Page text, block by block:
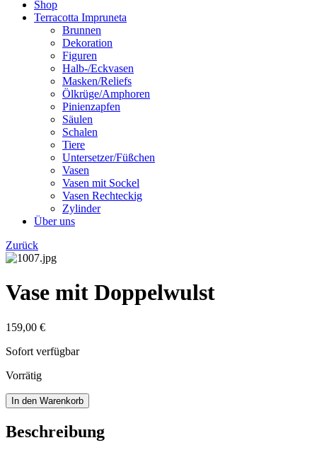
Shop
Terracotta Impruneta
Brunnen
Dekoration
Figuren
Halb-/Eckvasen
Masken/Reliefs
Ölkrüge/Amphoren
Pinienzapfen
Säulen
Schalen
Tiere
Untersetzer/Füßchen
Vasen
Vasen mit Sockel
Vasen Rechteckig
Zylinder
Über uns
Zurück
Vase mit Doppelwulst
159,00 €
Sofort verfügbar
Vorrätig
Vase
mit
Doppelwulst
Menge
In den Warenkorb
Beschreibung